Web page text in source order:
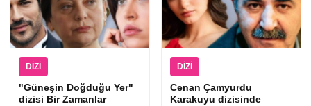
DIZI
"Güneşin Doğduğu Yer"
dizisi Bir Zamanlar
DIZI
Cenan Çamyurdu
Karakuyu dizisinde